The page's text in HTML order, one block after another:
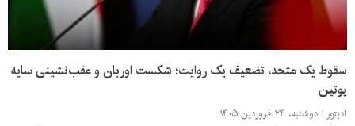
سقوط یک متحد، تضعیف یک روایت؛ شکست اوربان و عقب‌نشینی سایه
پوتین
ادیتور دوشنبه، ۲۴ فروردین ۱۴۰۵